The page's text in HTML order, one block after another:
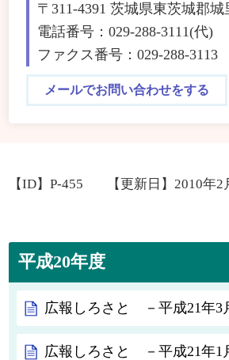
〒311-4391 茨城県東茨城郡
電話番号：029-288-3111(代)
ファクス番号：029-288-3113
メールでお問い合わせをする
【ID】 P-455 【更新日】 2010年2
平成20年度
広報しろさと －平成21年3
広報しろさと －平成21年1